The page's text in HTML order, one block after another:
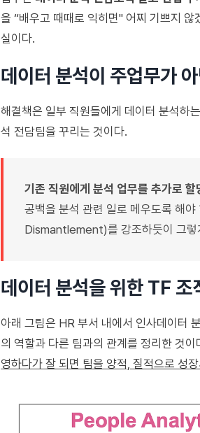
을 “배우고 때때로 익히면" 어찌 기쁘지
실이다.
데이터 분석이 주업무가
해결책은 일부 직원들에게 데이터 분석하
석 전담팀을 꾸리는 것이다.
기존 직원에게 분석 업무를 추가로
공백을 분석 관련 일로 메우도록 해
Dismantlement)를 강조하듯이 그렇
데이터 분석을 위한 TF 조
아래 그림은 HR 부서 내에서 인사데이터
의 역할과 다른 팀과의 관계를 정리한 것이
영하다가 잘 되면 팀을 양적, 질적으로 성